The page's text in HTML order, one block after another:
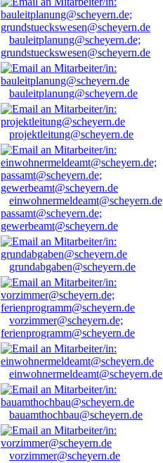
bauleitplanung@scheyern.de;
grundstueckswesen@scheyern.de
bauleitplanung@scheyern.de
projektleitung@scheyern.de
passamt@scheyern.de;
gewerbeamt@scheyern.de
grundabgaben@scheyern.de
vorzimmer@scheyern.de;
ferienprogramm@scheyern.de
einwohnermeldeamt@scheyern.de
bauamthochbau@scheyern.de
vorzimmer@scheyern.de